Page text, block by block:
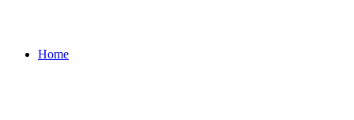
Home